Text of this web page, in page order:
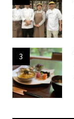
3